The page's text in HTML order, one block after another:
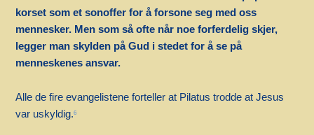
korset som et sonoffer for å forsone seg med oss
mennesker. Men som så ofte når noe forferdelig skjer,
legger man skylden på Gud i stedet for å se på
menneskenes ansvar.
Alle de fire evangelistene forteller at Pilatus trodde at Jesus
var uskyldig.6